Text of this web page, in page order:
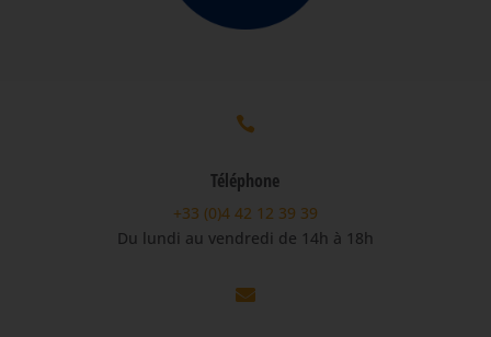

Téléphone
+33 (0)4 42 12 39 39
Du lundi au vendredi de 14h à 18h
